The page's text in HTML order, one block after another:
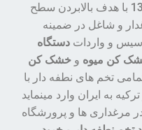
گروه صنعتی آذر جوجه از سال 1389 با هدف بالابردن سطح
و شاغل در ضمینه
و وارداتدستگاه
کن میوه وخشک کن
تخم های نطفه دار با
ترکیه به ایران وارد مینماید
مرغداری ها و پرورشگاه